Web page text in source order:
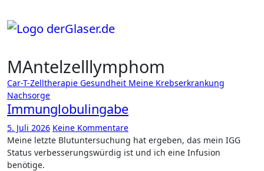
Inhalt
springen
MAntelzelllymphom
Car-T-Zelltherapie Gesundheit Meine Krebserkrankung
Nachsorge
Immunglobulingabe
5. Juli 2026 Keine Kommentare
Meine letzte Blutuntersuchung hat ergeben, das mein IGG
Status verbesserungswürdig ist und ich eine Infusion
benötige.